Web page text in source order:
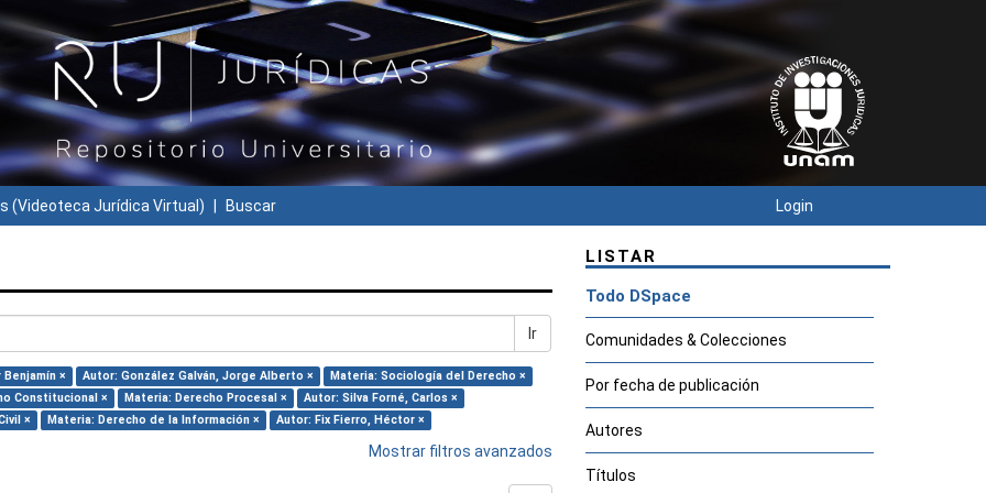
(Videoteca Jurídica Virtual) Buscar Login
Ir
× Autor: González Galván, Jorge Alberto ×
Materia: Sociología del Derecho ×
Constitucional ×
Materia: Derecho Procesal ×
Autor: Silva Forné, Carlos ×
×
Materia: Derecho de la Información × Autor: Fix Fierro, Héctor ×
Mostrar filtros avanzados
LISTAR
Todo DSpace
Comunidades & Colecciones
Por fecha de publicación
Autores
Títulos